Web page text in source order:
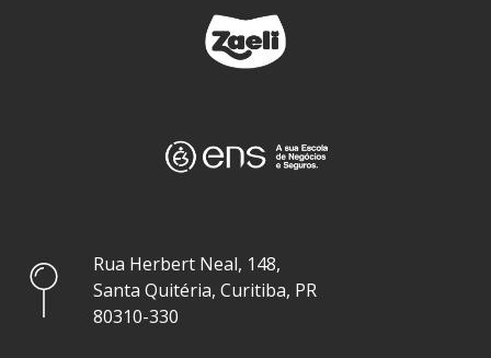
Rua Herbert Neal, 148,
Santa Quitéria, Curitiba, PR
80310-330